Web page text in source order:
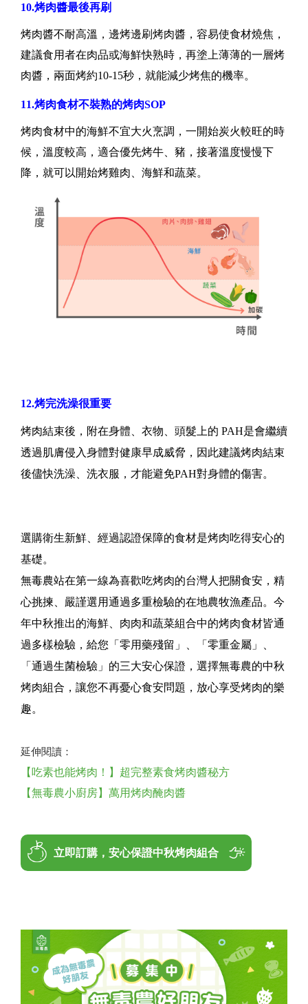
10.烤肉醬最後再刷
烤肉醬不耐高溫，邊烤邊刷烤肉醬，容易使食材燒焦，
建議食用者在肉品或海鮮快熟時，再塗上薄薄的一層烤
肉醬，兩面烤約10-15秒，就能減少烤焦的機率。
11.烤肉食材不裝熟的烤肉SOP
烤肉食材中的海鮮不宜大火烹調，一開始炭火較旺的時
候，溫度較高，適合優先烤牛、豬，接著溫度慢慢下
降，就可以開始烤雞肉、海鮮和蔬菜。
12.烤完洗澡很重要
烤肉結束後，附在身體、衣物、頭髮上的 PAH是會繼續
透過肌膚侵入身體對健康早成威脅，因此建議烤肉結束
後儘快洗澡、洗衣服，才能避免PAH對身體的傷害。
選購衛生新鮮、經過認證保障的食材是烤肉吃得安心的
基礎。
無毒農站在第一線為喜歡吃烤肉的台灣人把關食安，精
心挑揀、嚴謹選用通過多重檢驗的在地農牧漁產品。今
年中秋推出的海鮮、肉肉和蔬菜組合中的烤肉食材皆通
過多樣檢驗，給您「零用藥殘留」、「零重金屬」、
「通過生菌檢驗」的三大安心保證，選擇無毒農的中秋
烤肉組合，讓您不再憂心食安問題，放心享受烤肉的樂
趣。
延伸閱讀：
【吃素也能烤肉！】超完整素食烤肉醬秘方
【無毒農小廚房】萬用烤肉醃肉醬
立即訂購，安心保證中秋烤肉組合